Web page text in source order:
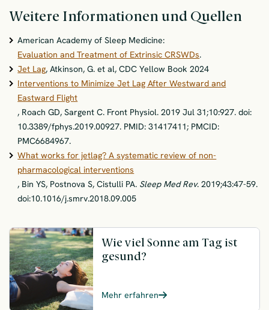
Weitere Informationen und Quellen
American Academy of Sleep Medicine:
Evaluation and Treatment of Extrinsic CRSWDs.
Jet Lag, Atkinson, G. et al, CDC Yellow Book 2024
Interventions to Minimize Jet Lag After Westward and
Eastward Flight
, Roach GD, Sargent C. Front Physiol. 2019 Jul 31;10:927. doi:
10.3389/fphys.2019.00927. PMID: 31417411; PMCID:
PMC6684967.
What works for jetlag? A systematic review of non-
pharmacological interventions
, Bin YS, Postnova S, Cistulli PA. Sleep Med Rev. 2019;43:47-59.
doi:10.1016/j.smrv.2018.09.005
Wie viel Sonne am Tag ist
gesund?
Mehr erfahren